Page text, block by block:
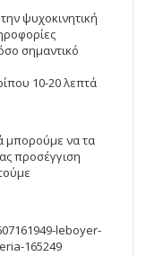
ψυχοκινητική
σημαντικό
10-20 λεπτά
μπορούμε να τα
προσέγγιση
leboyer-
165249